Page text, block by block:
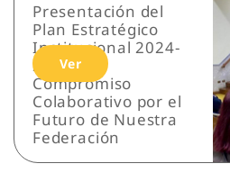
Presentación del
Plan Estratégico
Institucional 2024-
2026: Un
Compromiso
Colaborativo por el
Futuro de Nuestra
Federación
Ver